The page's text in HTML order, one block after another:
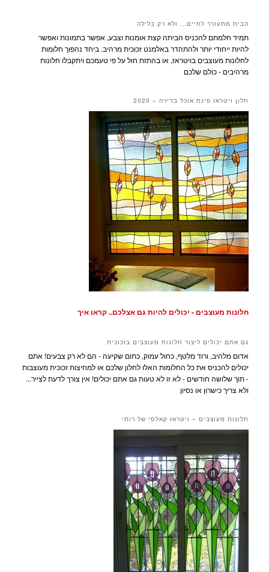
הבית מתעורר לחיים… ולא רק בלילה
תמיד חלמתם להכניס הביתה קצת אומנות וצבע, אפשר בתמונות ואפשר
להיות ייחודי יותר ולהתהדר באלמנט זכוכית מרהיב. ביחד נהפוך חלומות
לחלונות מעוצבים בויטראז, או בהתזת חול על פי טעמכם ויתקבלו חלונות
מרהיבים - כולם שלכם
חלון ויטראז פינת אוכל בדירה – 2020
חלונות מעוצבים - יכולים להיות גם אצלכם.. קראו איך
גם אתם יכולים ליצור חלונות מעוצבים בזכוכית
אדום מלהיב, ורוד מלטף, כחול עמוק, כתום שקיעה - הם לא רק צבעים! אתם
יכולים להכניס את כל החלומות האלו לחלון שלכם או למחיצות זכוכית מעוצבות
- תוך שלושה חודשים - לא זו לא טעות גם אתם יכולים! אין צורך לדעת לצייר...
ולא צריך כישרון או נסיון
חלונות מעוצבים – ויטראז קאלסי של רותי